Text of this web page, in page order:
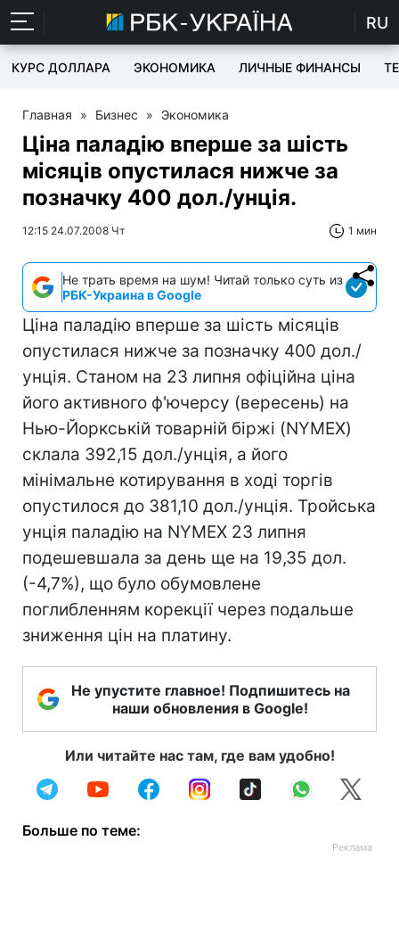
RU
КУРС ДОЛЛАРА ЭКОНОМИКА ЛИЧНЫЕ ФИНАНСЫ
Главная » Бизнес » Экономика
Ціна паладію вперше за шість
місяців опустилася нижче за
позначку 400 дол./унція.
12:15 24.07.2008 Чт 1 мин
Не трать время на шум! Читай только суть из
РБК-Украина в Google
Ціна паладію вперше за шість місяців
опустилася нижче за позначку 400 дол./
унція. Станом на 23 липня офіційна ціна
його активного ф'ючерсу (вересень) на
Нью-Йоркській товарній біржі (NYMEX)
склала 392,15 дол./унція, а його
мінімальне котирування в ході торгів
опустилося до 381,10 дол./унція. Тройська
унція паладію на NYMEX 23 липня
подешевшала за день ще на 19,35 дол.
(-4,7%), що було обумовлене
поглибленням корекції через подальше
зниження цін на платину.
Не упустите главное! Подпишитесь на
наши обновления в Google!
Или читайте нас там, где вам удобно!
Больше по теме: